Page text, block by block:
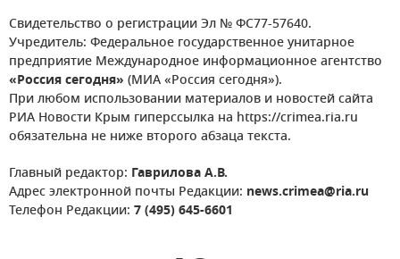
Свидетельство о регистрации Эл № ФС77-57640.
Учредитель: Федеральное государственное унитарное
предприятие Международное информационное агентство
«Россия сегодня» (МИА «Россия сегодня»).
При любом использовании материалов и новостей сайта
РИА Новости Крым гиперссылка на https://crimea.ria.ru
обязательна не ниже второго абзаца текста.
Главный редактор: Гаврилова А.В.
Адрес электронной почты Редакции: news.crimea@ria.ru
Телефон Редакции: 7 (495) 645-6601